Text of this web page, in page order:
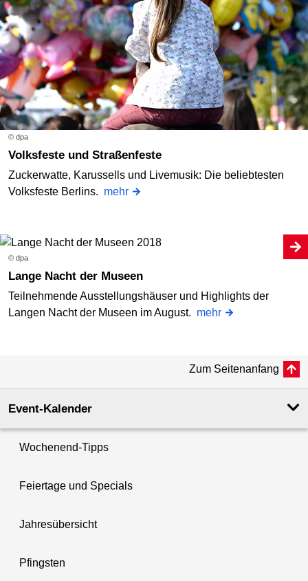
© dpa
Volksfeste und Straßenfeste
Zuckerwatte, Karussells und Livemusik: Die beliebtesten
Volksfeste Berlins. mehr
© dpa
Lange Nacht der Museen
Teilnehmende Ausstellungshäuser und Highlights der
Langen Nacht der Museen im August. mehr
Zum Seitenanfang
Event-Kalender
Wochenend-Tipps
Feiertage und Specials
Jahresübersicht
Pfingsten